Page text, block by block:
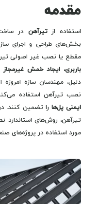
مقدمه
استفاده ازتیرآهن در
بخش‌های طراحی و اجرای
مقطع یا نصب غیر اصولی
باربری، ایجاد خمش
دلیل، مهندسان سازه
نصب تیرآهن استفاده
ایمنی پل‌ها را تضمین کنند.
تیرآهن، روش‌های
مورد استفاده در پروژه‌های